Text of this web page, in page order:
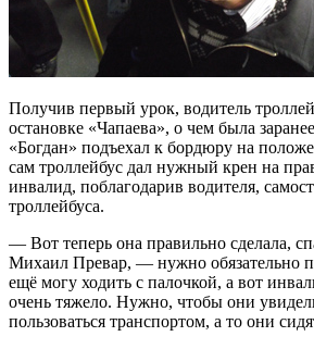
Получив первый урок, водитель
остановке «Чапаева», о чем была
«Богдан» подъехал к бордюру на
сам троллейбус дал нужный крен на
инвалид, поблагодарив водителя,
троллейбуса.
— Вот теперь она правильно сделала,
Михаил Превар, — нужно обязательно
ещё могу ходить с палочкой, а вот
очень тяжело. Нужно, чтобы они
пользоваться транспортом, а то они